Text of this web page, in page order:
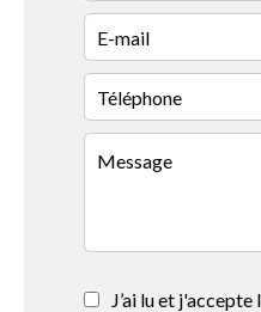
J’ai lu et j'accepte